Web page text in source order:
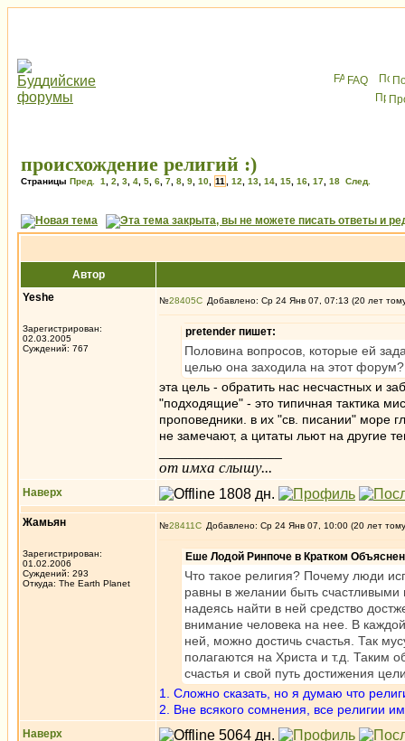
FAQ
происхождение религий :)
Страницы Пред. 1 2 3 4 5 6 7 8 9 10 11 12 13 14 15 16 17 18 След.
Автор
Yeshe
Зарегистрирован:
02.03.2005
Суждений: 767
№28405 Добавлено: Ср 24 Янв 07, 07:13 (20 лет
pretender пишет:
Половина вопросов, которые ей
целью она заходила на этот
эта цель - обратить нас несчастных и
"подходящие" - это типичная тактика
проповедники. в их "св. писании" море
не замечают, а цитаты льют на другие
от имха слышу...
Наверх
Жамьян
Зарегистрирован:
01.02.2006
Суждений: 293
Откуда: The Earth Planet
№28411 Добавлено: Ср 24 Янв 07, 10:00 (20 лет
Еше Лодой Ринпоче в Кратком
Что такое религия? Почему люди
равны в желании быть счастливыми
надеясь найти в ней средство
внимание человека на нее. В
ней, можно достичь счастья. Так
полагаются на Христа и т.д. Таким
счастья и свой путь достижения
1. Сложно сказать, но я думаю что
2. Вне всякого сомнения, все религии
Наверх